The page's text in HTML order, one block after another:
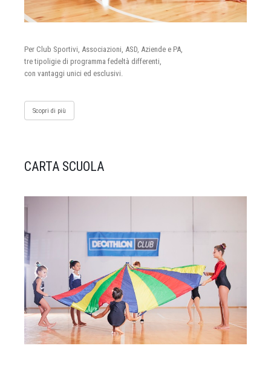
Per Club Sportivi, Associazioni, ASD, Aziende e PA,
tre tipoligie di programma fedeltà differenti,
con vantaggi unici ed esclusivi.
Scopri di più
CARTA SCUOLA